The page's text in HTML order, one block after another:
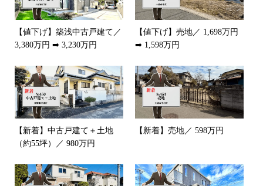
【値下げ】築浅中古戸建て／
3,380万円 ➡ 3,230万円
【値下げ】売地／ 1,698万円
➡ 1,598万円
【新着】中古戸建て＋土地
（約55坪）／ 980万円
【新着】売地／ 598万円